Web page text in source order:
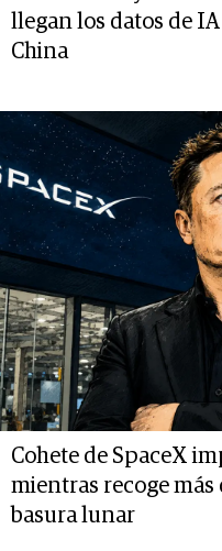
llegan los datos de
China
Cohete de SpaceX
mientras recoge
basura lunar